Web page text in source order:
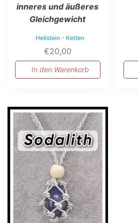
inneres und äußeres
Gleichgewicht
Heilstein - Ketten
€20,00
In den Warenkorb